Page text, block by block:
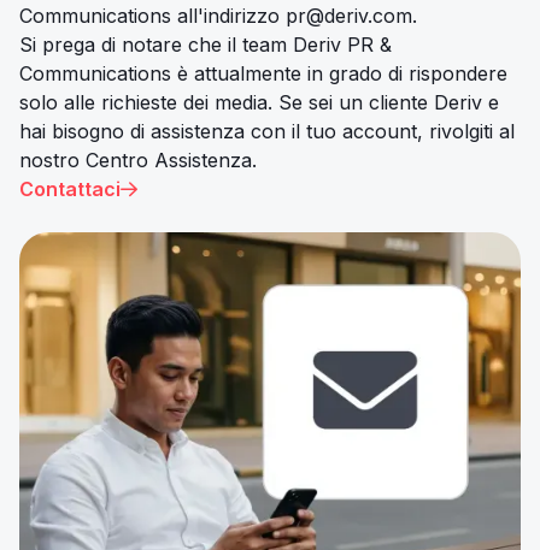
Communications all'indirizzo pr@deriv.com.
Si prega di notare che il team Deriv PR &
Communications è attualmente in grado di rispondere
solo alle richieste dei media. Se sei un cliente Deriv e
hai bisogno di assistenza con il tuo account, rivolgiti al
nostro Centro Assistenza.
Contattaci